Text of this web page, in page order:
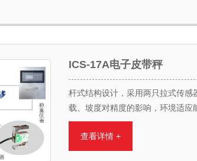
ICS-17A电子皮带秤
杆式结构设计，采用两只拉式传
载、坡度对精度的影响，环境适应
查看详情 +